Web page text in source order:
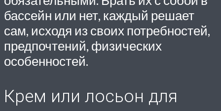
бассейн или нет, каждый решает
сам, исходя из своих потребностей,
предпочтений, физических
особенностей.
Крем или лосьон для